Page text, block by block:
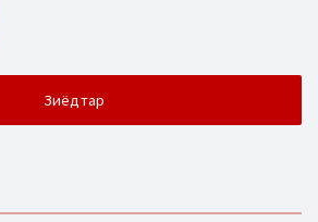
Зиёдтар